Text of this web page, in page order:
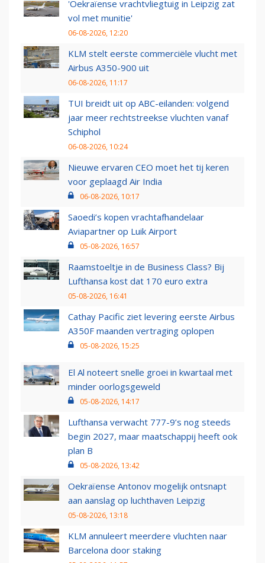
'Oekraïense vrachtvliegtuig in Leipzig zat
vol met munitie'
06-08-2026, 12:20
KLM stelt eerste commerciële vlucht met
Airbus A350-900 uit
06-08-2026, 11:17
TUI breidt uit op ABC-eilanden: volgend
jaar meer rechtstreekse vluchten vanaf
Schiphol
06-08-2026, 10:24
Nieuwe ervaren CEO moet het tij keren
voor geplaagd Air India
06-08-2026, 10:17
Saoedi’s kopen vrachtafhandelaar
Aviapartner op Luik Airport
05-08-2026, 16:57
Raamstoeltje in de Business Class? Bij
Lufthansa kost dat 170 euro extra
05-08-2026, 16:41
Cathay Pacific ziet levering eerste Airbus
A350F maanden vertraging oplopen
05-08-2026, 15:25
El Al noteert snelle groei in kwartaal met
minder oorlogsgeweld
05-08-2026, 14:17
Lufthansa verwacht 777-9’s nog steeds
begin 2027, maar maatschappij heeft ook
plan B
05-08-2026, 13:42
Oekraïense Antonov mogelijk ontsnapt
aan aanslag op luchthaven Leipzig
05-08-2026, 13:18
KLM annuleert meerdere vluchten naar
Barcelona door staking